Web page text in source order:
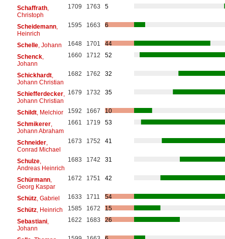
Schaffrath,
Christoph
1709 1763 5
Scheidemann,
Heinrich
1595 1663 6
Schelle, Johann 1648 1701
44
Schenck,
Johann
1660 1712 52
Schickhardt,
Johann Christian
1682 1762 32
Schiefferdecker,
Johann Christian
1679 1732 35
Schildt, Melchior 1592 1667
10
Schmikerer,
Johann Abraham
1661 1719 53
Schneider,
Conrad Michael
1673 1752 41
Schulze,
Andreas Heinrich
1683 1742 31
Schürmann,
Georg Kaspar
1672 1751 42
Schütz, Gabriel 1633 1711
54
Schütz, Heinrich 1585 1672
15
Sebastiani,
Johann
1622 1683 26